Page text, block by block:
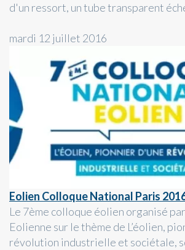
d'un ressort, un tube transparent
mardi 12 juillet 2016
Eolien Colloque National Paris
Le 7ème colloque éolien organisé
Eolienne sur le thème de L’éolien,
révolution industrielle et sociétale,